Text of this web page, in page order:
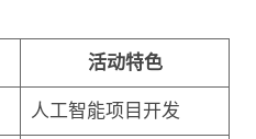
活动特色
人工智能项目开发